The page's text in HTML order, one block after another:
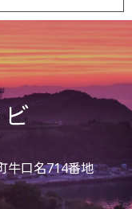
牛口名714番地